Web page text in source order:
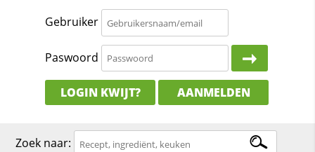
Gebruiker
Paswoord
LOGIN KWIJT? AANMELDEN
Zoek naar: